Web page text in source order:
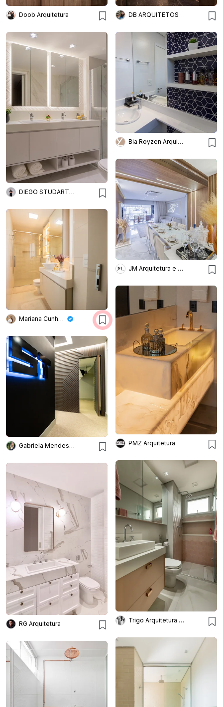
DB ARQUITETOS
Doob Arquitetura
DIEGO STUDART ARQUITETURA
Bia Royzen Arquitetura
JM Arquitetura e Interiores
Mariana Cunha Arquitetura
PMZ Arquitetura
Gabriela Mendes Arquitetura
Trigo Arquitetura - Silvia Silot e Mariane Vanzei
RG Arquitetura